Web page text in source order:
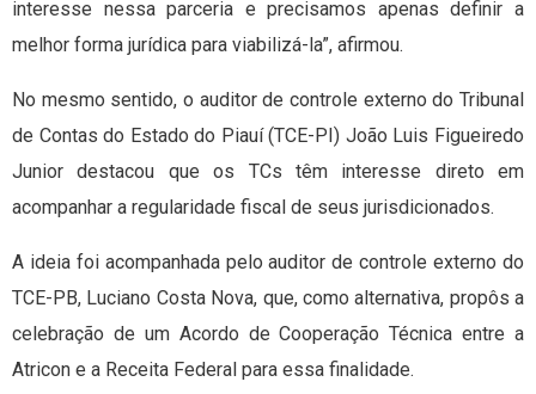
interesse nessa parceria e precisamos apenas definir a
melhor forma jurídica para viabilizá-la”, afirmou.
No mesmo sentido, o auditor de controle externo do Tribunal
de Contas do Estado do Piauí (TCE-PI) João Luis Figueiredo
Junior destacou que os TCs têm interesse direto em
acompanhar a regularidade fiscal de seus jurisdicionados.
A ideia foi acompanhada pelo auditor de controle externo do
TCE-PB, Luciano Costa Nova, que, como alternativa, propôs a
celebração de um Acordo de Cooperação Técnica entre a
Atricon e a Receita Federal para essa finalidade.